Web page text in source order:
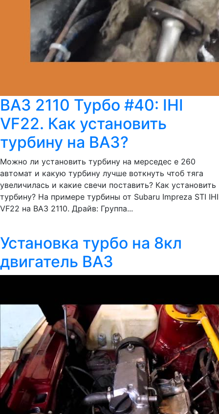
ВАЗ 2110 Турбо #40: IHI
VF22. Как установить
турбину на ВАЗ?
Можно ли установить турбину на мерседес е 260
автомат и какую турбину лучше воткнуть чтоб тяга
увеличилась и какие свечи поставить? Как установить
турбину? На примере турбины от Subaru Impreza STI IHI
VF22 на ВАЗ 2110. Драйв: Группа...
Установка турбо на 8кл
двигатель ВАЗ